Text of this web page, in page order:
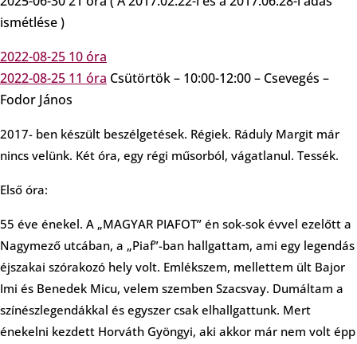
ismétlése )
2022-08-25 10 óra
2022-08-25 11 óra Csütörtök – 10:00-12:00 – Csevegés –
Fodor János
2017- ben készült beszélgetések. Régiek. Ráduly Margit már
nincs velünk. Két óra, egy régi műsorból, vágatlanul. Tessék.
Első óra:
55 éve énekel. A „MAGYAR PIAFOT” én sok-sok évvel ezelőtt a
Nagymező utcában, a „Piaf”-ban hallgattam, ami egy legendás
éjszakai szórakozó hely volt. Emlékszem, mellettem ült Bajor
Imi és Benedek Micu, velem szemben Szacsvay. Dumáltam a
színészlegendákkal és egyszer csak elhallgattunk. Mert
énekelni kezdett Horváth Gyöngyi, aki akkor már nem volt épp